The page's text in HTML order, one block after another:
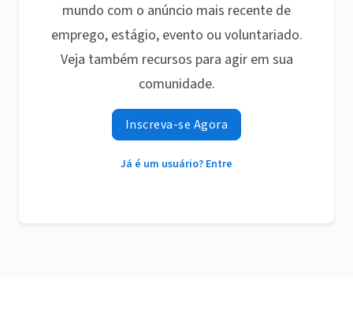
mundo com o anúncio mais recente de
emprego, estágio, evento ou voluntariado.
Veja também recursos para agir em sua
comunidade.
Inscreva-se Agora
Já é um usuário? Entre